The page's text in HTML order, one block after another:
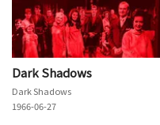
Dark Shadows
Dark Shadows
1966-06-27